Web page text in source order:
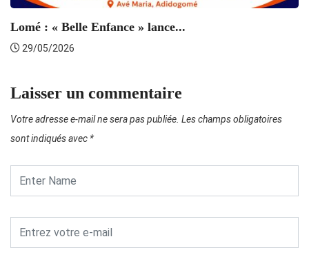
Lomé : « Belle Enfance » lance...
29/05/2026
Laisser un commentaire
Votre adresse e-mail ne sera pas publiée. Les champs obligatoires
sont indiqués avec *